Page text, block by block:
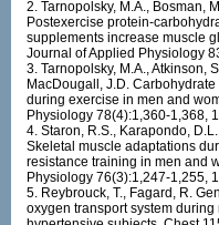
2. Tarnopolsky, M.A., Bosman,
Postexercise protein-
supplements increase muscle
Journal of Applied Physiology
3. Tarnopolsky, M.A., Atkinson,
MacDougall, J.D.
during exercise in men and
Physiology 78(4):1,360-1,368,
4. Staron, R.S., Karapondo,
Skeletal muscle adaptations
resistance training in men and
Physiology 76(3):1,247-1,255,
5. Reybrouck, T., Fagard, R.
oxygen transport system